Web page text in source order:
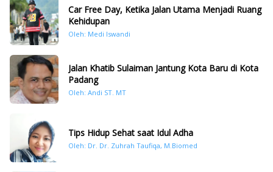
Car Free Day, Ketika Jalan Utama Menjadi Ruang
Kehidupan
Oleh: Medi Iswandi
Jalan Khatib Sulaiman Jantung Kota Baru di Kota
Padang
Oleh: Andi ST. MT
Tips Hidup Sehat saat Idul Adha
Oleh: Dr. Dr. Zuhrah Taufiqa, M.Biomed